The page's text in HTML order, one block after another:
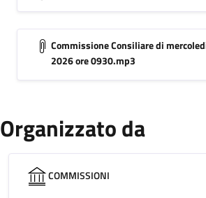
Commissione Consiliare di
2026 ore 0930.mp3
Organizzato da
COMMISSIONI